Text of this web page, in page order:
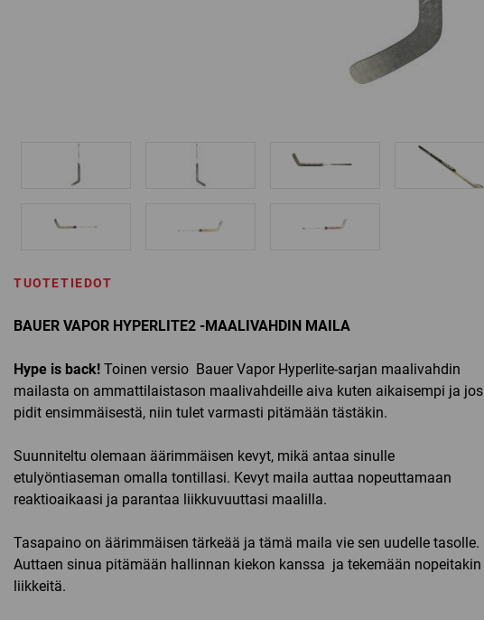
TUOTETIEDOT
BAUER VAPOR HYPERLITE2 -MAALIVAHDIN MAILA
Hype is back! Toinen versio Bauer Vapor Hyperlite-sarjan maalivahdin
mailasta on ammattilaistason maalivahdeille aiva kuten aikaisempi ja jos
pidit ensimmäisestä, niin tulet varmasti pitämään tästäkin.
Suunniteltu olemaan äärimmäisen kevyt, mikä antaa sinulle
etulyöntiaseman omalla tontillasi. Kevyt maila auttaa nopeuttamaan
reaktioaikaasi ja parantaa liikkuvuuttasi maalilla.
Tasapaino on äärimmäisen tärkeää ja tämä maila vie sen uudelle tasolle.
Auttaen sinua pitämään hallinnan kiekon kanssa ja tekemään nopeitakin
liikkeitä.